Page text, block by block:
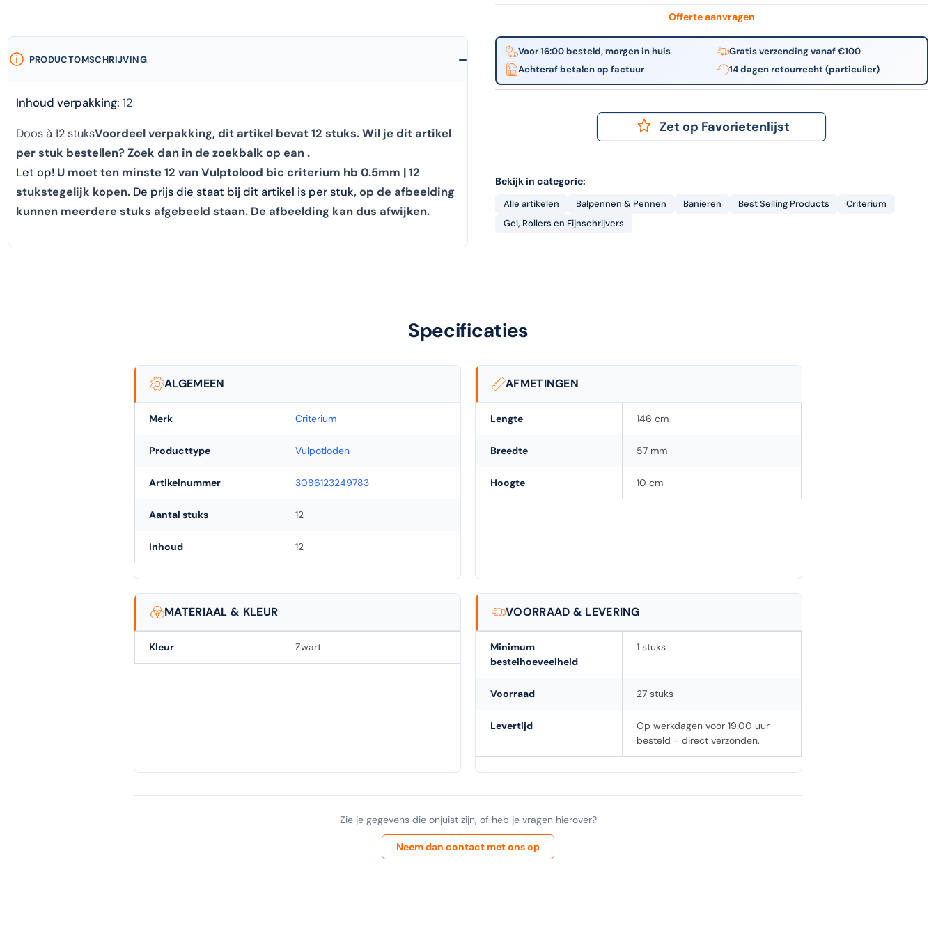
Offerte aanvragen
Voor 16:00 besteld, morgen in huis
Gratis verzending vanaf €100
Achteraf betalen op factuur
14 dagen retourrecht (particulier)
Zet op Favorietenlijst
Bekijk in categorie:
Alle artikelen Balpennen & Pennen Banieren Best Selling Products
Criterium
Gel, Rollers en Fijnschrijvers
PRODUCTOMSCHRIJVING
Inhoud verpakking: 12
Doos à 12 stuksVoordeel verpakking, dit artikel bevat 12 stuks. Wil je dit artikel
per stuk bestellen? Zoek dan in de zoekbalk op ean .
Let op! U moet ten minste 12 van Vulptolood bic criterium hb 0.5mm | 12
stukstegelijk kopen. De prijs die staat bij dit artikel is per stuk, op de afbeelding
kunnen meerdere stuks afgebeeld staan. De afbeelding kan dus afwijken.
Specificaties
ALGEMEEN
Merk Criterium
Producttype Vulpotloden
Artikelnummer 3086123249783
Aantal stuks 12
Inhoud 12
AFMETINGEN
Lengte 146 cm
Breedte 57 mm
Hoogte 10 cm
MATERIAAL & KLEUR
Kleur Zwart
VOORRAAD & LEVERING
Minimum
bestelhoeveelheid
1 stuks
Voorraad 27 stuks
Levertijd
Op werkdagen voor 19.00 uur
besteld = direct verzonden.
Zie je gegevens die onjuist zijn, of heb je vragen hierover?
Neem dan contact met ons op